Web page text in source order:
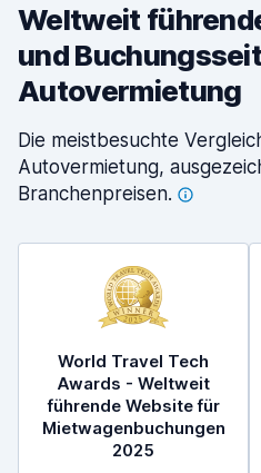
Weltweit
und
Autovermietung
Die meistbesuchte
Autovermietung,
Branchenpreisen.
World Travel Tech
Awards - Weltweit
führende Website für
Mietwagenbuchungen
2025